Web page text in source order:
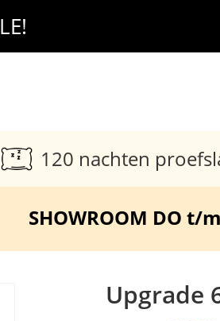
120 nachten
SHOWROOM DO t/
Upgrade